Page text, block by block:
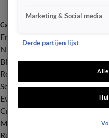
Categorieën
Entertainment
Nieuws
BN'ers
Royalty
Songfestival
Evenementen
Crime
Misdaad
Rechtszaken
Marketing & Social media
Derde partijen lijst